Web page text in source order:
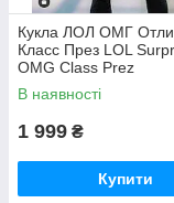
Кукла ЛОЛ ОМГ
Класс През LOL
OMG Class Prez
В наявності
1 999 ₴
Купити